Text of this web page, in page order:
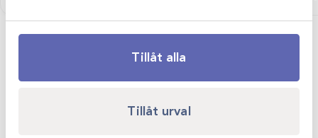
Tillåt alla
Tillåt urval